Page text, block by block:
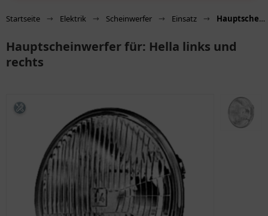
Startseite Elektrik Scheinwerfer Einsatz Hauptscheinwerfer für: Hella links und rechts
Hauptscheinwerfer für: Hella links und
rechts